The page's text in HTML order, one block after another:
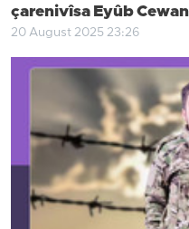
çarenivîsa Eyûb
20 August 2025 23:26